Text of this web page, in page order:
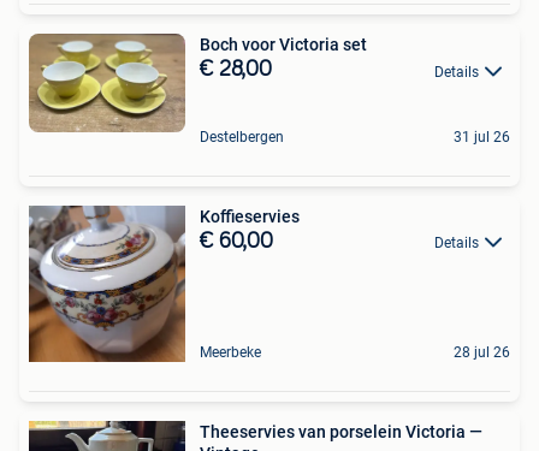
Boch voor Victoria set
€ 28,00 Details
Destelbergen 31 jul 26
Koffieservies
€ 60,00 Details
Meerbeke 28 jul 26
Theeservies van porselein Victoria —